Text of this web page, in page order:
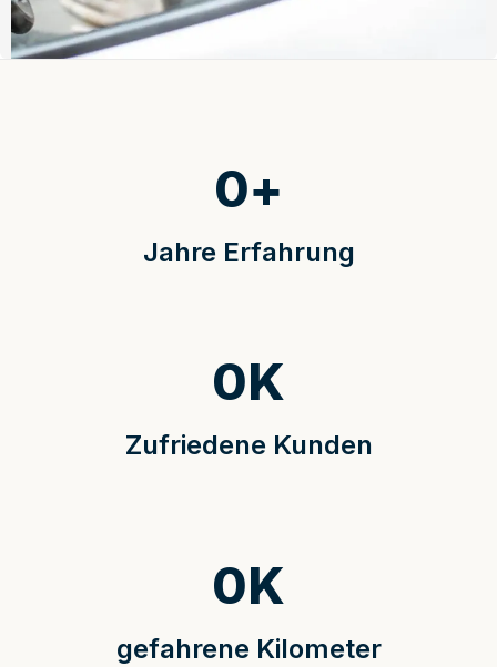
Jahre Erfahrung
0+
Zufriedene Kunden
0K
gefahrene Kilometer
0K